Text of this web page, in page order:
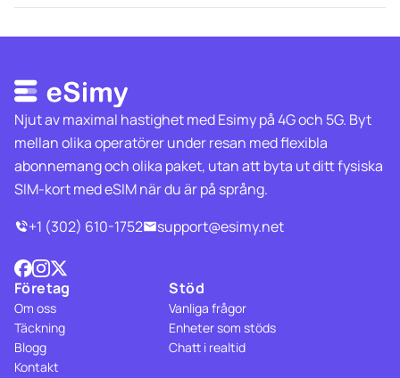
Njut av maximal hastighet med Esimy på 4G och 5G. Byt
mellan olika operatörer under resan med flexibla
abonnemang och olika paket, utan att byta ut ditt fysiska
SIM-kort med eSIM när du är på språng.
+1 (302) 610-1752
support@esimy.net
Företag
Om oss
Täckning
Blogg
Kontakt
Stöd
Vanliga frågor
Enheter som stöds
Chatt i realtid